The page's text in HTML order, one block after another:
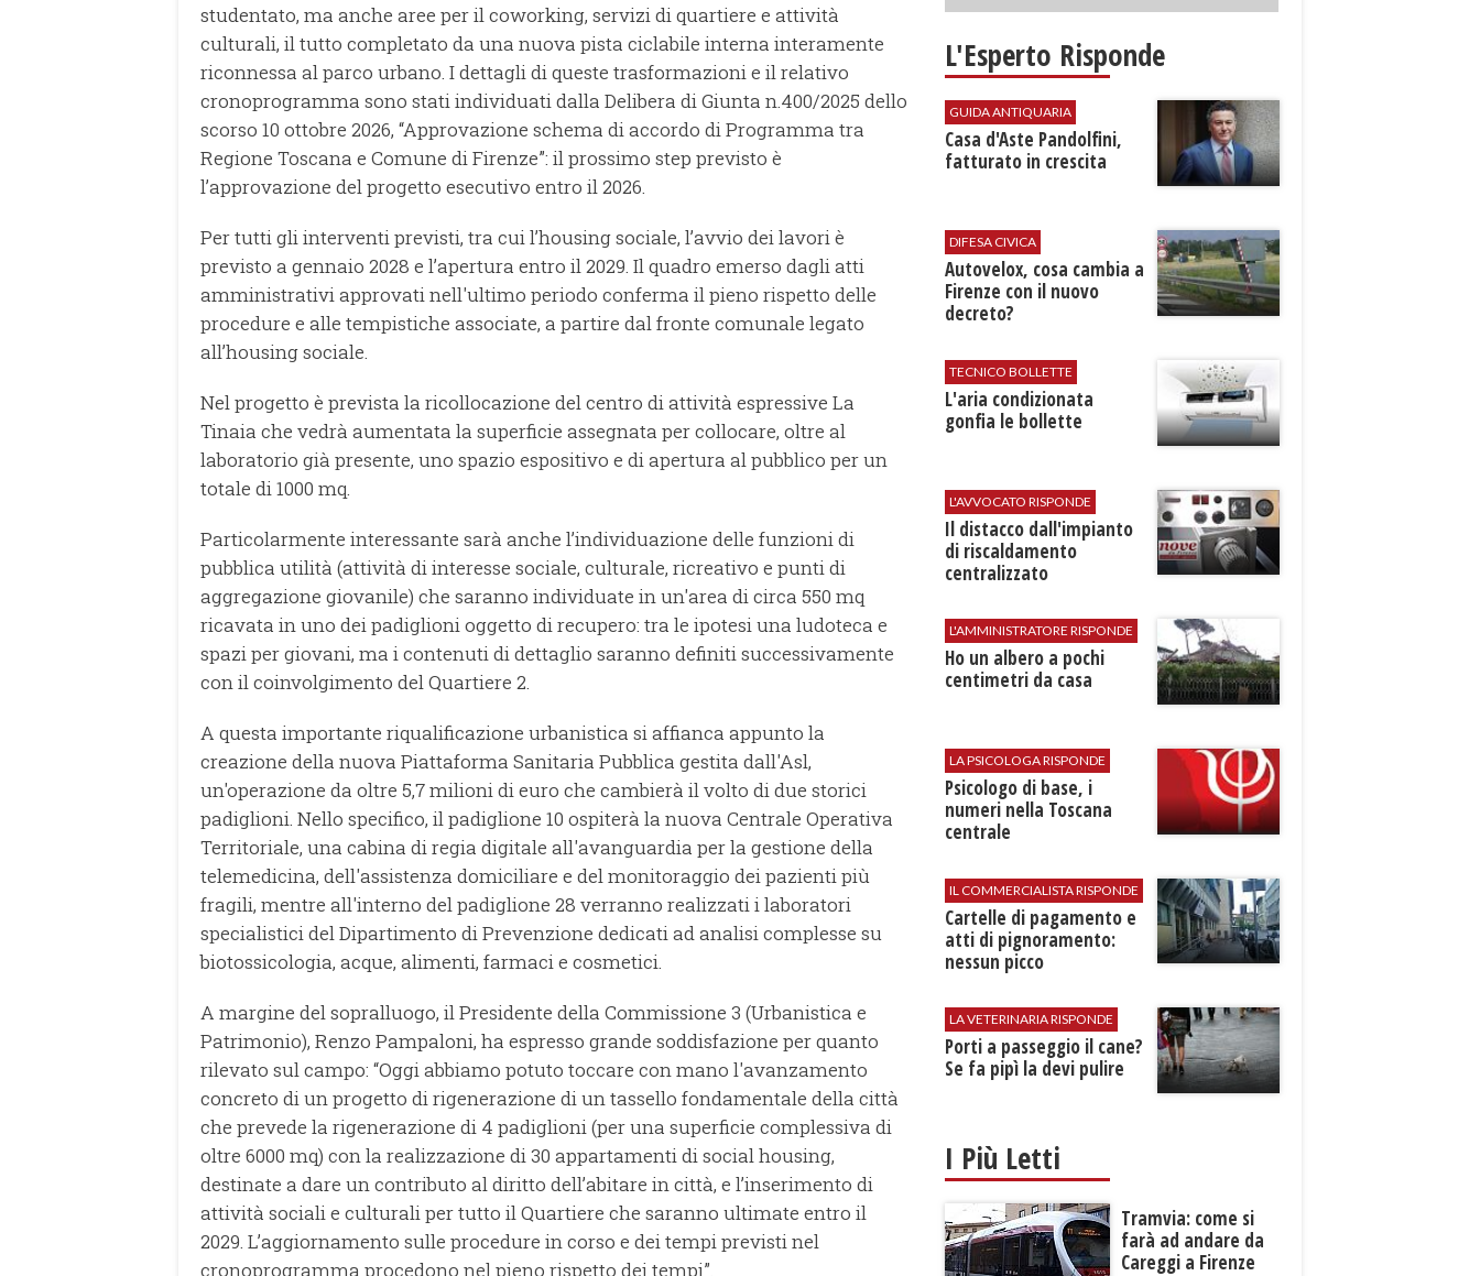
studentato, ma anche aree per il coworking, servizi di quartiere e attività
culturali, il tutto completato da una nuova pista ciclabile interna interamente
riconnessa al parco urbano. I dettagli di queste trasformazioni e il relativo
cronoprogramma sono stati individuati dalla Delibera di Giunta n.400/2025 dello
scorso 10 ottobre 2026, “Approvazione schema di accordo di Programma tra
Regione Toscana e Comune di Firenze”: il prossimo step previsto è
l’approvazione del progetto esecutivo entro il 2026.
Per tutti gli interventi previsti, tra cui l’housing sociale, l’avvio dei lavori è
previsto a gennaio 2028 e l’apertura entro il 2029. Il quadro emerso dagli atti
amministrativi approvati nell'ultimo periodo conferma il pieno rispetto delle
procedure e alle tempistiche associate, a partire dal fronte comunale legato
all’housing sociale.
Nel progetto è prevista la ricollocazione del centro di attività espressive La
Tinaia che vedrà aumentata la superficie assegnata per collocare, oltre al
laboratorio già presente, uno spazio espositivo e di apertura al pubblico per un
totale di 1000 mq.
Particolarmente interessante sarà anche l’individuazione delle funzioni di
pubblica utilità (attività di interesse sociale, culturale, ricreativo e punti di
aggregazione giovanile) che saranno individuate in un'area di circa 550 mq
ricavata in uno dei padiglioni oggetto di recupero: tra le ipotesi una ludoteca e
spazi per giovani, ma i contenuti di dettaglio saranno definiti successivamente
con il coinvolgimento del Quartiere 2.
A questa importante riqualificazione urbanistica si affianca appunto la
creazione della nuova Piattaforma Sanitaria Pubblica gestita dall'Asl,
un'operazione da oltre 5,7 milioni di euro che cambierà il volto di due storici
padiglioni. Nello specifico, il padiglione 10 ospiterà la nuova Centrale Operativa
Territoriale, una cabina di regia digitale all'avanguardia per la gestione della
telemedicina, dell'assistenza domiciliare e del monitoraggio dei pazienti più
fragili, mentre all'interno del padiglione 28 verranno realizzati i laboratori
specialistici del Dipartimento di Prevenzione dedicati ad analisi complesse su
biotossicologia, acque, alimenti, farmaci e cosmetici.
A margine del sopralluogo, il Presidente della Commissione 3 (Urbanistica e
Patrimonio), Renzo Pampaloni, ha espresso grande soddisfazione per quanto
rilevato sul campo: “Oggi abbiamo potuto toccare con mano l'avanzamento
concreto di un progetto di rigenerazione di un tassello fondamentale della città
che prevede la rigenerazione di 4 padiglioni (per una superficie complessiva di
oltre 6000 mq) con la realizzazione di 30 appartamenti di social housing,
destinate a dare un contributo al diritto dell’abitare in città, e l’inserimento di
attività sociali e culturali per tutto il Quartiere che saranno ultimate entro il
2029. L’aggiornamento sulle procedure in corso e dei tempi previsti nel
cronoprogramma procedono nel pieno rispetto dei tempi”.
L'Esperto Risponde
GUIDA ANTIQUARIA
Casa d'Aste Pandolfini,
fatturato in crescita
DIFESA CIVICA
Autovelox, cosa cambia a
Firenze con il nuovo
decreto?
TECNICO BOLLETTE
L'​aria condizionata
gonfia le bollette
L'AVVOCATO RISPONDE
Il distacco dall'impianto
di riscaldamento
centralizzato
L'AMMINISTRATORE RISPONDE
Ho un albero a pochi
centimetri da casa
LA PSICOLOGA RISPONDE
Psicologo di base, i
numeri nella Toscana
centrale
IL COMMERCIALISTA RISPONDE
Cartelle di pagamento e
atti di pignoramento:
nessun picco
LA VETERINARIA RISPONDE
Porti a passeggio il cane?
Se fa pipì la devi pulire
I Più Letti
Tramvia: come si
farà ad andare da
Careggi a Firenze